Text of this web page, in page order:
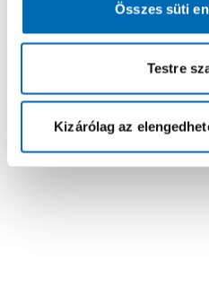
Összes süti
Testre
Kizárólag az